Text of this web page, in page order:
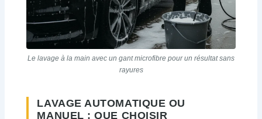
Le lavage à la main avec un gant microfibre pour un résultat sans
rayures
LAVAGE AUTOMATIQUE OU
MANUEL : QUE CHOISIR